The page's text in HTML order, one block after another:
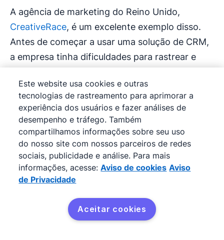
A agência de marketing do Reino Unido,
CreativeRace, é um excelente exemplo disso.
Antes de começar a usar uma solução de CRM,
a empresa tinha dificuldades para rastrear e
receita. Até que suaequipe decidiu investir no
Pipedrive.
Com o recurso Insights, a CreativeRace passou
a fazer previsões precisas facilmente para
medir a velocidade dos leads, aumentando sua
visibilidade e tornando as decisões tomadas
mais inteligentes. Isso também gerou um
aumento de 600% na taxa anual de aquisição de
Teste grátis
Este website usa cookies e outras
tecnologias de rastreamento para aprimorar a
experiência dos usuários e fazer análises de
desempenho e tráfego. Também
compartilhamos informações sobre seu uso
do nosso site com nossos parceiros de redes
sociais, publicidade e análise. Para mais
informações, acesse: Aviso de cookies Aviso
de Privacidade
Aceitar cookies